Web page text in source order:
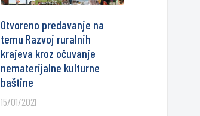
Otvoreno predavanje na
temu Razvoj ruralnih
krajeva kroz očuvanje
nematerijalne kulturne
baštine
15/01/2021